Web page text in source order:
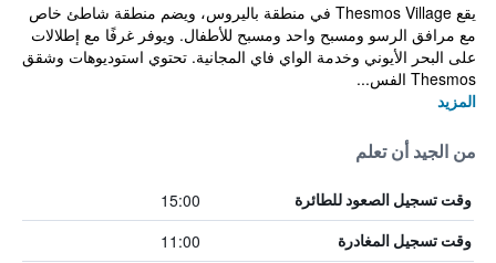
يقع Thesmos Village في منطقة باليروس، ويضم منطقة شاطئ خاص
مع مرافق الرسو ومسبح واحد ومسبح للأطفال. ويوفر غرفًا مع إطلالات
على البحر الأيوني وخدمة الواي فاي المجانية. تحتوي استوديوهات وشقق
Thesmos الفس...
المزيد
من الجيد أن تعلم
وقت تسجيل الصعود للطائرة 15:00
وقت تسجيل المغادرة 11:00